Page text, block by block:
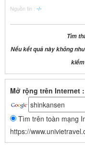
Nguồn tin : -/-
Tìm
Nếu kết quả này không
Mở rộng trên Internet :
Tìm trên toàn mạng
https://